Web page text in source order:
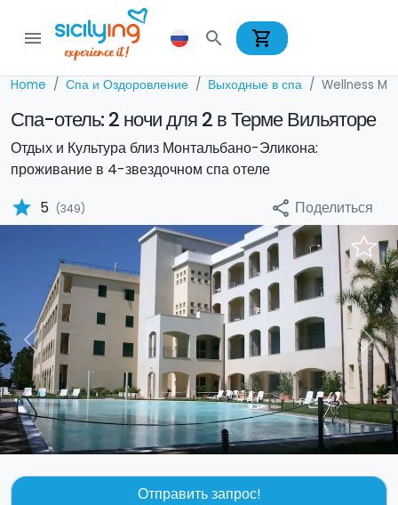
menu search shopping_cart
Home Спа и Оздоровление Выходные в спа Wellness
Спа-отель: 2 ночи для 2 в Терме Вильяторе
Отдых и Культура близ Монтальбано-Эликона:
проживание в 4-звездочном спа отеле
star 5 (349) share Поделиться
Previous Next
Отправить запрос!